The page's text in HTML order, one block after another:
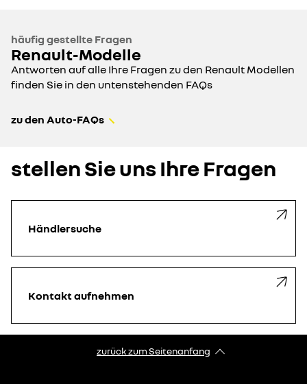
häufig gestellte Fragen
Renault-Modelle
Antworten auf alle Ihre Fragen zu den Renault Modellen
finden Sie in den untenstehenden FAQs
zu den Auto-FAQs
stellen Sie uns Ihre Fragen
Händlersuche
Kontakt aufnehmen
zurück zum Seitenanfang